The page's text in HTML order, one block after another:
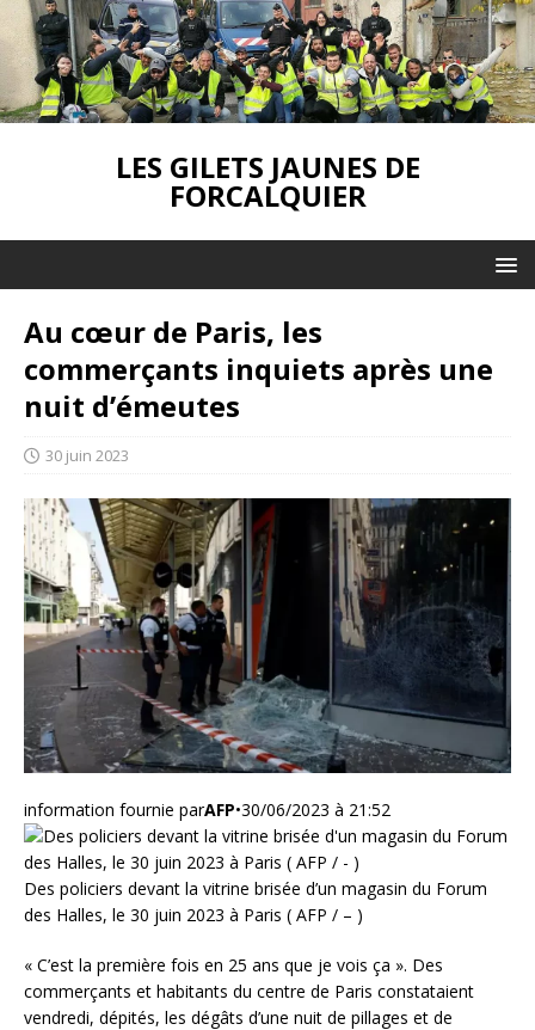
LES GILETS JAUNES DE
FORCALQUIER
Au cœur de Paris, les
commerçants inquiets après une
nuit d’émeutes
30 juin 2023
information fournie parAFP•30/06/2023 à 21:52
Des policiers devant la vitrine brisée d’un magasin du Forum
des Halles, le 30 juin 2023 à Paris ( AFP / – )
« C’est la première fois en 25 ans que je vois ça ». Des
commerçants et habitants du centre de Paris constataient
vendredi, dépités, les dégâts d’une nuit de pillages et de